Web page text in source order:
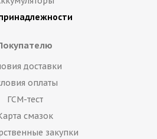
доставки
оплаты
ГСМ-тест
смазок
закупки